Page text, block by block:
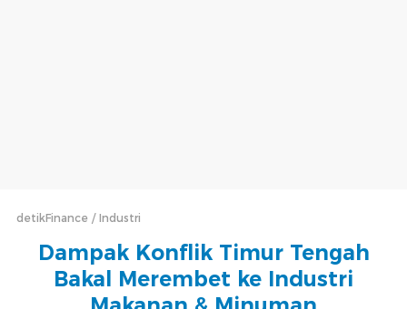
detikFinance Industri
Dampak Konflik Timur Tengah
Bakal Merembet ke Industri